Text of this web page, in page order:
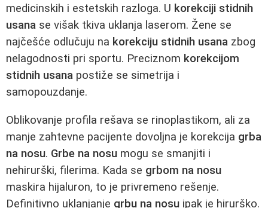
medicinskih i estetskih razloga. U korekciji stidnih
usana se višak tkiva uklanja laserom. Žene se
najčešće odlučuju na korekciju stidnih usana zbog
nelagodnosti pri sportu. Preciznom korekcijom
stidnih usana postiže se simetrija i
samopouzdanje.
Oblikovanje profila rešava se rinoplastikom, ali za
manje zahtevne pacijente dovoljna je korekcija grba
na nosu. Grbe na nosu mogu se smanjiti i
nehirurški, filerima. Kada se grbom na nosu
maskira hijaluron, to je privremeno rešenje.
Definitivno uklanjanje grbu na nosu ipak je hirurško.